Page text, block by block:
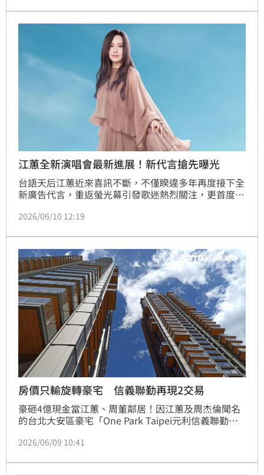
江蕙全新演唱會最新進展！新代言搶先曝光
台語天后江蕙近來喜訊不斷，不僅睽違多年再度接下全
新廣告代言，重返螢光幕引發歌迷熱烈關注，更首度鬆
碗開唱，經紀團隊也證實，目前正與主辦單位持續討論
姐再次站上舞台的那一天。
2026/06/10 12:19
房價只輸旋轉豪宅 信義聯勤再現2交易
豪砸4億現金當江蕙、周董鄰居！因江蕙及周杰倫聞名
的台北大安區豪宅「One Park Taipei元利信義聯勤」
破4億，且單價也分別高達285.7、283.6萬元，為近一
韋帆）
2026/06/09 10:41